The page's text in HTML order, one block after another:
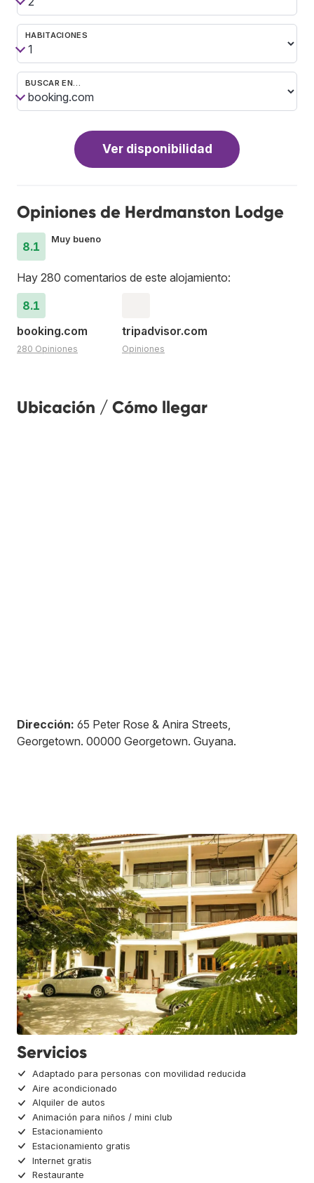
HABITACIONES
BUSCAR EN…
Ver disponibilidad
Opiniones de Herdmanston Lodge
8.1
Muy bueno
Hay 280 comentarios de este alojamiento:
8.1
booking.com
280 Opiniones
tripadvisor.com
Opiniones
Ubicación / Cómo llegar
Dirección: 65 Peter Rose & Anira Streets,
Georgetown. 00000 Georgetown. Guyana.
Servicios
Adaptado para personas con movilidad reducida
Aire acondicionado
Alquiler de autos
Animación para niños / mini club
Estacionamiento
Estacionamiento gratis
Internet gratis
Restaurante